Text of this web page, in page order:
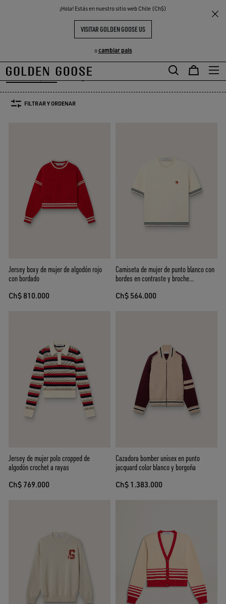
¡Hola! Estás en nuestro sitio web Chile (Ch$)
VISITAR GOLDEN GOOSE US
ocambiar pais
THE
COMMUNITY
Prendas de punto
JERSÉIS Y CÁRDIGANS MUJER
Prendas de punto
Prendas de punto
Abrigos & Chaquetas
Abrigos & Chaquetas
Leather Selection
Leather Selection
FILTRAR Y ORDENAR
Jersey boxy de mujer de algodón rojo
con bordado
Ch$ 810.000
Camiseta de mujer de punto blanco con
bordes en contraste y broche
Ch$ 564.000
Jersey de mujer polo cropped de
algodón crochet a rayas
Ch$ 769.000
Cazadora bomber unisex en punto
jacquard color blanco y borgoña
Ch$ 1.383.000